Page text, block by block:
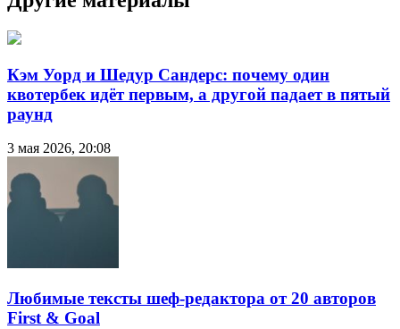
Кэм Уорд и Шедур Сандерс: почему один
квотербек идёт первым, а другой падает в пятый
раунд
3 мая 2026, 20:08
Любимые тексты шеф-редактора от 20 авторов
First & Goal